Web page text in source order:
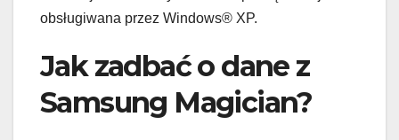
obsługiwana przez Windows® XP.
Jak zadbać o dane z
Samsung Magician?